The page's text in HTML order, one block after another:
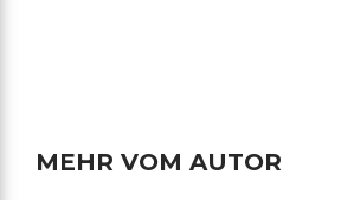
MEHR VOM AUTOR